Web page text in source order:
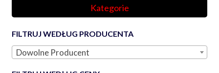
Kategorie
FILTRUJ WEDŁUG PRODUCENTA
Dowolne Producent